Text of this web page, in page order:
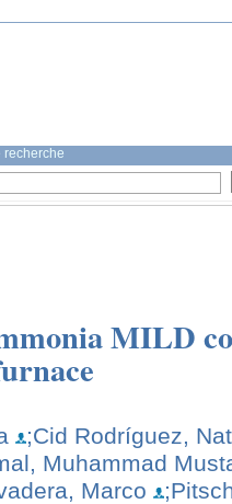
recherche
MILD
;Cid Rodríguez,
Muhammad
Marco